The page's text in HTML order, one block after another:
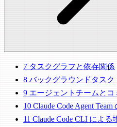
7 タスクグラフと依存関係
8 バックグラウンドタスク
9 エージェントチームと
10 Claude Code Agent
11 Claude Code CLI によ